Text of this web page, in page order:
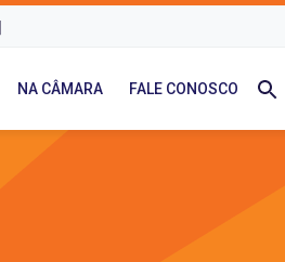
NA CÂMARA FALE CONOSCO